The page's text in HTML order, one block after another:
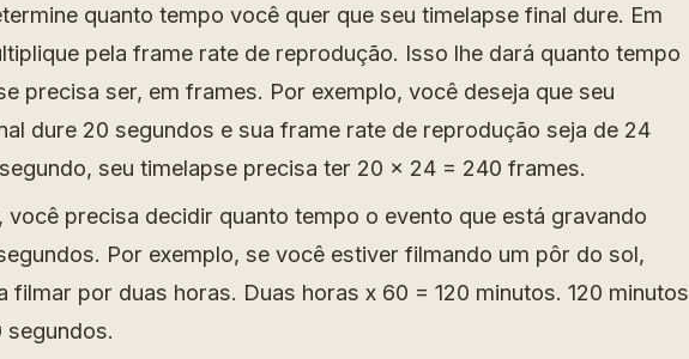
quanto tempo você quer que seu timelapse final dure. Em
pela frame rate de reprodução. Isso lhe dará quanto tempo
precisa ser, em frames. Por exemplo, você deseja que seu
dure 20 segundos e sua frame rate de reprodução seja de 24
seu timelapse precisa ter 20 x 24 = 240 frames.
você precisa decidir quanto tempo o evento que está gravando
Por exemplo, se você estiver filmando um pôr do sol,
filmar por duas horas. Duas horas x 60 = 120 minutos. 120 minutos